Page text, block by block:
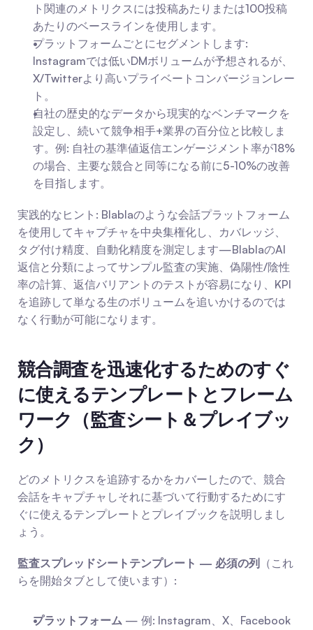
ト関連のメトリクスには投稿あたりまたは100投稿
あたりのベースラインを使用します。
プラットフォームごとにセグメントします:
Instagramでは低いDMボリュームが予想されるが、
X/Twitterより高いプライベートコンバージョンレー
ト。
自社の歴史的なデータから現実的なベンチマークを
設定し、続いて競争相手+業界の百分位と比較しま
す。例: 自社の基準値返信エンゲージメント率が18%
の場合、主要な競合と同等になる前に5-10%の改善
を目指します。
実践的なヒント: Blablaのような会話プラットフォーム
を使用してキャプチャを中央集権化し、カバレッジ、
タグ付け精度、自動化精度を測定します—BlablaのAI
返信と分類によってサンプル監査の実施、偽陽性/陰性
率の計算、返信バリアントのテストが容易になり、KPI
を追跡して単なる生のボリュームを追いかけるのでは
なく行動が可能になります。
競合調査を迅速化するためのすぐ
に使えるテンプレートとフレーム
ワーク（監査シート＆プレイブッ
ク）
どのメトリクスを追跡するかをカバーしたので、競合
会話をキャプチャしそれに基づいて行動するためにす
ぐに使えるテンプレートとプレイブックを説明しまし
ょう。
監査スプレッドシートテンプレート — 必須の列
（これ
らを開始タブとして使います）:
プラットフォーム — 例: Instagram、X、Facebook